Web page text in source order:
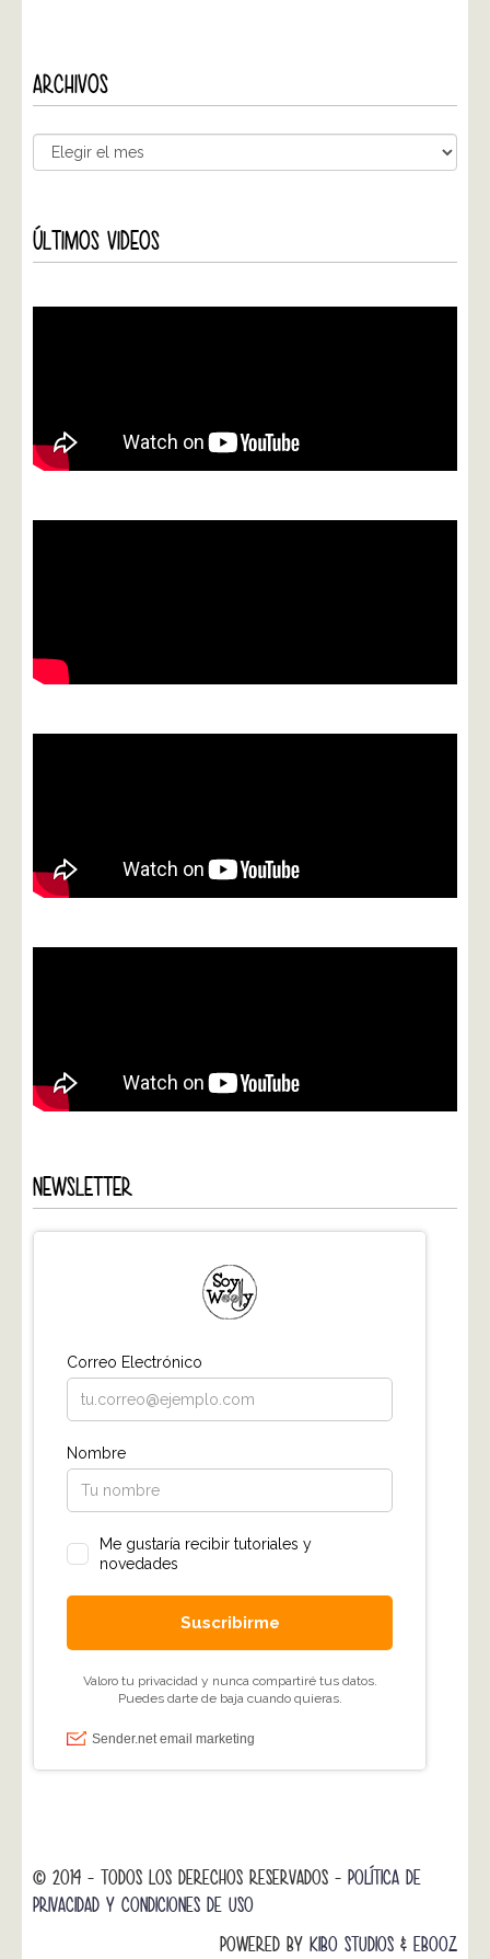
ARCHIVOS
ÚLTIMOS VIDEOS
NEWSLETTER
© 2014 - TODOS LOS DERECHOS RESERVADOS - POLÍTICA DE
PRIVACIDAD Y CONDICIONES DE USO
POWERED BY KIBO STUDIOS & EBOOZ